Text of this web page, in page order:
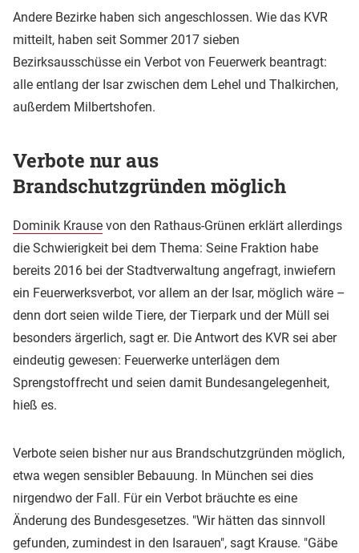
Andere Bezirke haben sich angeschlossen. Wie das KVR
mitteilt, haben seit Sommer 2017 sieben
Bezirksausschüsse ein Verbot von Feuerwerk beantragt:
alle entlang der Isar zwischen dem Lehel und Thalkirchen,
außerdem Milbertshofen.
Verbote nur aus
Brandschutzgründen möglich
Dominik Krause von den Rathaus-Grünen erklärt allerdings
die Schwierigkeit bei dem Thema: Seine Fraktion habe
bereits 2016 bei der Stadtverwaltung angefragt, inwiefern
ein Feuerwerksverbot, vor allem an der Isar, möglich wäre –
denn dort seien wilde Tiere, der Tierpark und der Müll sei
besonders ärgerlich, sagt er. Die Antwort des KVR sei aber
eindeutig gewesen: Feuerwerke unterlägen dem
Sprengstoffrecht und seien damit Bundesangelegenheit,
hieß es.
Verbote seien bisher nur aus Brandschutzgründen möglich,
etwa wegen sensibler Bebauung. In München sei dies
nirgendwo der Fall. Für ein Verbot bräuchte es eine
Änderung des Bundesgesetzes. "Wir hätten das sinnvoll
gefunden, zumindest in den Isarauen", sagt Krause. "Gäbe